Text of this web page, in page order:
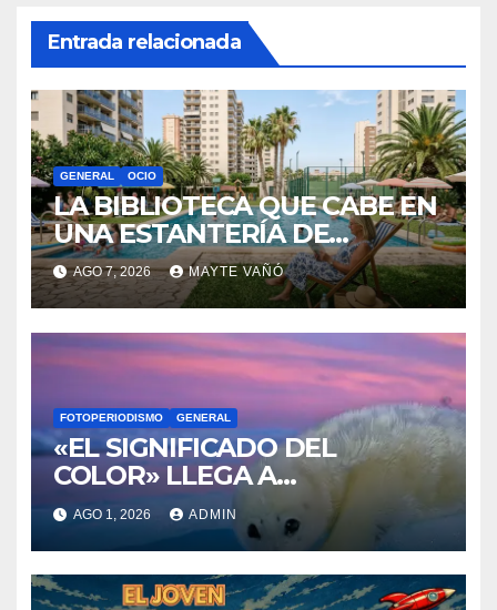
Entrada relacionada
GENERAL OCIO
LA BIBLIOTECA QUE CABE EN
UNA ESTANTERÍA DE
WALLAPOP
AGO 7, 2026 MAYTE VAÑÓ
FOTOPERIODISMO GENERAL
«EL SIGNIFICADO DEL
COLOR» LLEGA A
VILLAJOYOSA
AGO 1, 2026 ADMIN